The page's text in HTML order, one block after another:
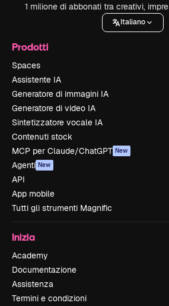
1 milione di abbonati tra creativi,
Italiano
Prodotti
Spaces
Assistente IA
Generatore di immagini IA
Generatore di video IA
Sintetizzatore vocale IA
Contenuti stock
MCP per Claude/ChatGPT New
Agenti New
API
App mobile
Tutti gli strumenti Magnific
Inizia
Academy
Documentazione
Assistenza
Termini e condizioni